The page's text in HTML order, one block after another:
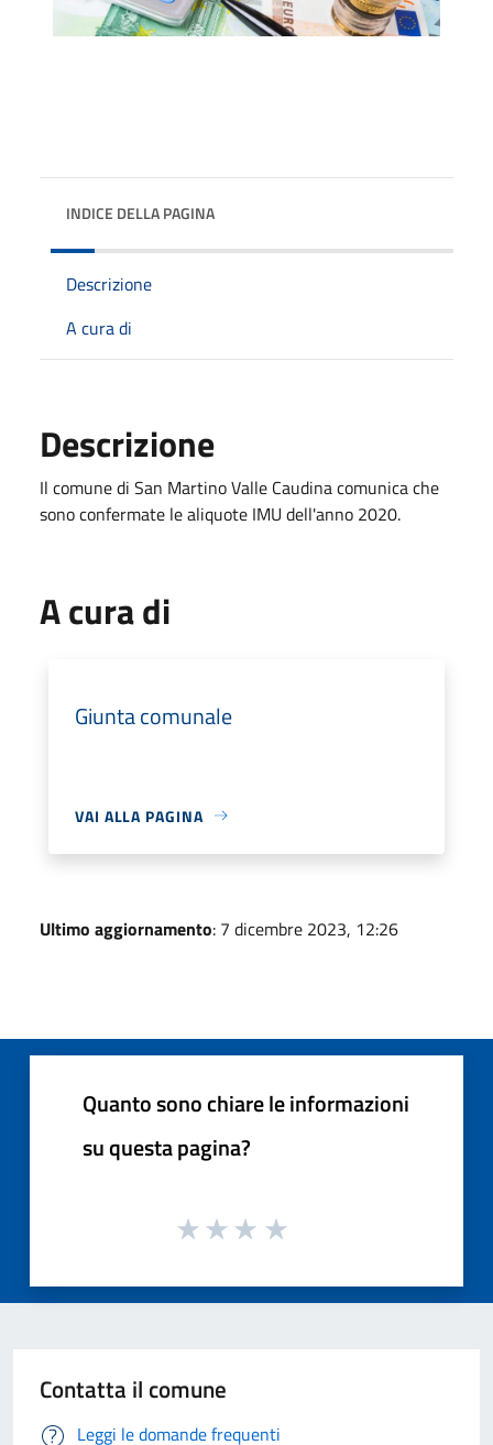
INDICE DELLA PAGINA
Descrizione
A cura di
Descrizione
Il comune di San Martino Valle Caudina comunica che
sono confermate le aliquote IMU dell'anno 2020.
A cura di
Giunta comunale
VAI ALLA PAGINA
Ultimo aggiornamento: 7 dicembre 2023, 12:26
Quanto sono chiare le informazioni
su questa pagina?
Contatta il comune
Leggi le domande frequenti